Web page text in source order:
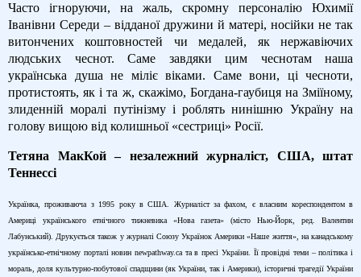
Часто ігноруючи, на жаль, скромну персоналію Юхимії
Іванівни Середи – відданої дружини й матері, носійки не так
витончених коштовностей чи медалей, як нержавіючих
людських чеснот. Саме завдяки цим чеснотам наша
українська душа не міліє віками. Саме вони, ці чесноти,
протистоять, як і та ж, скажімо, Богдана-гаубиця на Зміїному,
злиденній моралі путінізму і роблять нинішню Україну на
голову вищою від колишньої «сестриці» Росії.
Тетяна МакКой – незалежний журналіст, США, штат
Теннессі
Українка, проживаюча з 1995 року в США. Журналіст за фахом, є власним кореспондентом в
Америці українського етнічного тижневика «Нова газета» (місто Нью-Йорк, ред. Валентин
Лабунський). Друкується також у журналі Союзу Українок Америки «Наше життя», на канадському
українсько-етнічному порталі новин newpathway.ca та в пресі України. Її провідні теми – політика і
мораль, доля культурно-побутової спадщини (як України, так і Америки), історичні трагедії України